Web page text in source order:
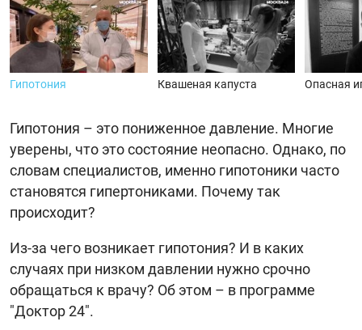
Гипотония Квашеная капуста Опасная
Гипотония – это пониженное давление. Многие
уверены, что это состояние неопасно. Однако, по
словам специалистов, именно гипотоники часто
становятся гипертониками. Почему так
происходит?
Из-за чего возникает гипотония? И в каких
случаях при низком давлении нужно срочно
обращаться к врачу? Об этом – в программе
"Доктор 24".